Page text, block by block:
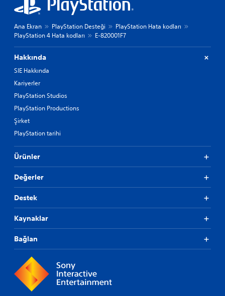
Ana Ekran PlayStation Desteği
PlayStation Hata kodları
PlayStation 4 Hata kodları
E-820001F7
Hakkında
SIE Hakkında
Kariyerler
PlayStation Studios
PlayStation Productions
Şirket
PlayStation tarihi
Ürünler
Değerler
Destek
Kaynaklar
Bağlan